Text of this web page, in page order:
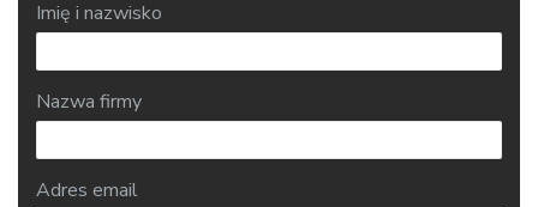
Imię i nazwisko
Nazwa firmy
Adres email